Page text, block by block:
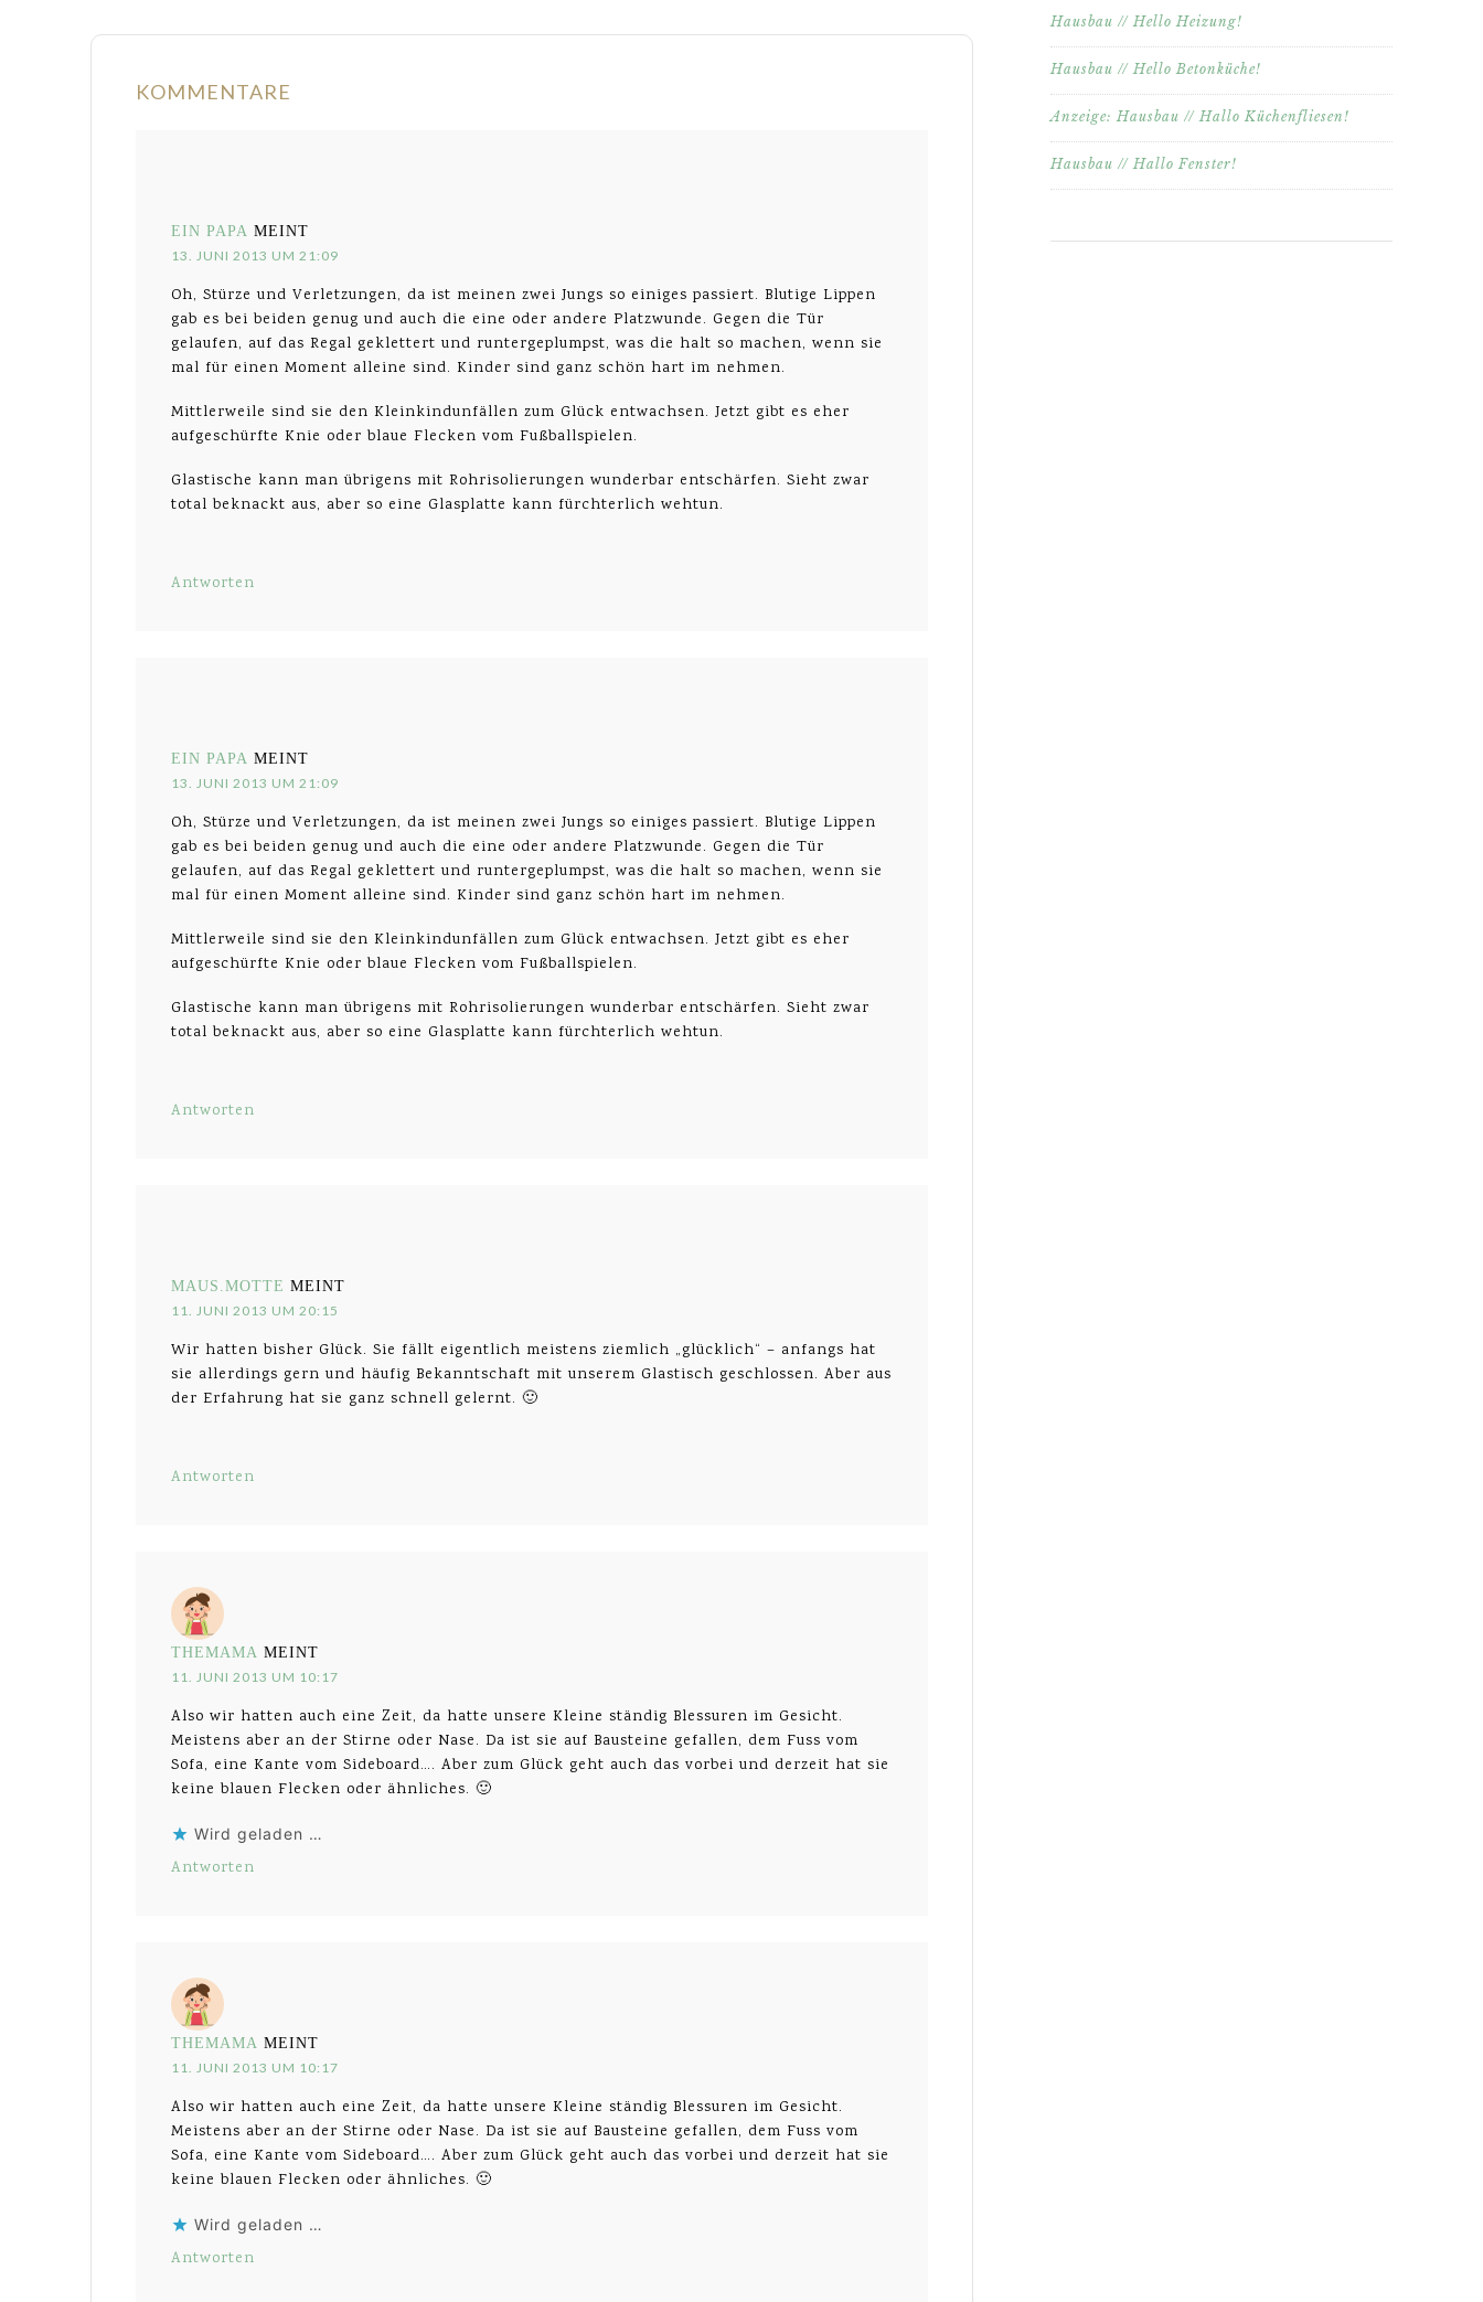
KOMMENTARE
EIN PAPA MEINT
13. JUNI 2013 UM 21:09
Oh, Stürze und Verletzungen, da ist meinen zwei Jungs so einiges passiert. Blutige Lippen
gab es bei beiden genug und auch die eine oder andere Platzwunde. Gegen die Tür
gelaufen, auf das Regal geklettert und runtergeplumpst, was die halt so machen, wenn sie
mal für einen Moment alleine sind. Kinder sind ganz schön hart im nehmen.
Mittlerweile sind sie den Kleinkindunfällen zum Glück entwachsen. Jetzt gibt es eher
aufgeschürfte Knie oder blaue Flecken vom Fußballspielen.
Glastische kann man übrigens mit Rohrisolierungen wunderbar entschärfen. Sieht zwar
total beknackt aus, aber so eine Glasplatte kann fürchterlich wehtun.
Antworten
EIN PAPA MEINT
13. JUNI 2013 UM 21:09
Oh, Stürze und Verletzungen, da ist meinen zwei Jungs so einiges passiert. Blutige Lippen
gab es bei beiden genug und auch die eine oder andere Platzwunde. Gegen die Tür
gelaufen, auf das Regal geklettert und runtergeplumpst, was die halt so machen, wenn sie
mal für einen Moment alleine sind. Kinder sind ganz schön hart im nehmen.
Mittlerweile sind sie den Kleinkindunfällen zum Glück entwachsen. Jetzt gibt es eher
aufgeschürfte Knie oder blaue Flecken vom Fußballspielen.
Glastische kann man übrigens mit Rohrisolierungen wunderbar entschärfen. Sieht zwar
total beknackt aus, aber so eine Glasplatte kann fürchterlich wehtun.
Antworten
MAUS.MOTTE MEINT
11. JUNI 2013 UM 20:15
Wir hatten bisher Glück. Sie fällt eigentlich meistens ziemlich „glücklich“ – anfangs hat
sie allerdings gern und häufig Bekanntschaft mit unserem Glastisch geschlossen. Aber aus
der Erfahrung hat sie ganz schnell gelernt. 🙂
Antworten
THEMAMA MEINT
11. JUNI 2013 UM 10:17
Also wir hatten auch eine Zeit, da hatte unsere Kleine ständig Blessuren im Gesicht.
Meistens aber an der Stirne oder Nase. Da ist sie auf Bausteine gefallen, dem Fuss vom
Sofa, eine Kante vom Sideboard…. Aber zum Glück geht auch das vorbei und derzeit hat sie
keine blauen Flecken oder ähnliches. 🙂
Wird geladen …
Antworten
THEMAMA MEINT
11. JUNI 2013 UM 10:17
Also wir hatten auch eine Zeit, da hatte unsere Kleine ständig Blessuren im Gesicht.
Meistens aber an der Stirne oder Nase. Da ist sie auf Bausteine gefallen, dem Fuss vom
Sofa, eine Kante vom Sideboard…. Aber zum Glück geht auch das vorbei und derzeit hat sie
keine blauen Flecken oder ähnliches. 🙂
Wird geladen …
Antworten
Hausbau // Hello Heizung!
Hausbau // Hello Betonküche!
Anzeige: Hausbau // Hallo Küchenfliesen!
Hausbau // Hallo Fenster!